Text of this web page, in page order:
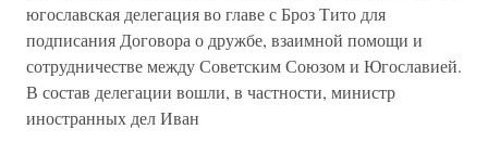
югославская делегация во главе с Броз Тито для
подписания Договора о дружбе, взаимной помощи и
сотрудничестве между Советским Союзом и Югославией.
В состав делегации вошли, в частности, министр
иностранных дел Иван